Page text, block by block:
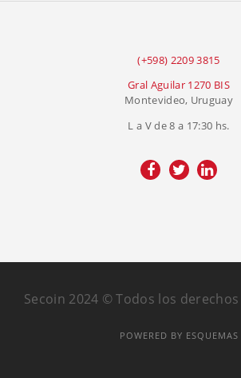
(+598) 2209 3815
Gral Aguilar 1270 BIS
Montevideo, Uruguay
L a V de 8 a 17:30 hs.
Secoin 2024 © Todos los
POWERED BY ESQUEMAS